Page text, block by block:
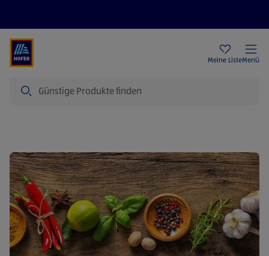
Meine ListeMenü